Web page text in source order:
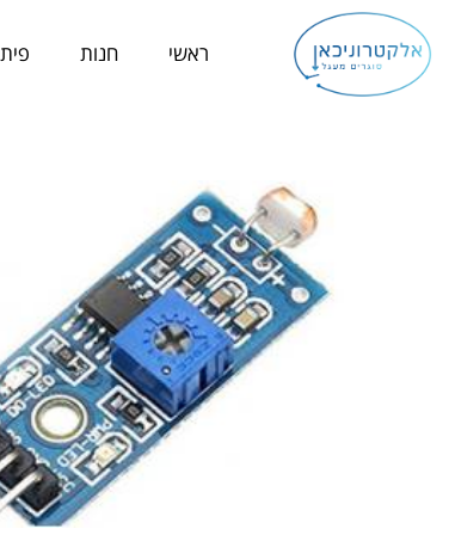
לתוכן
ראשי חנות